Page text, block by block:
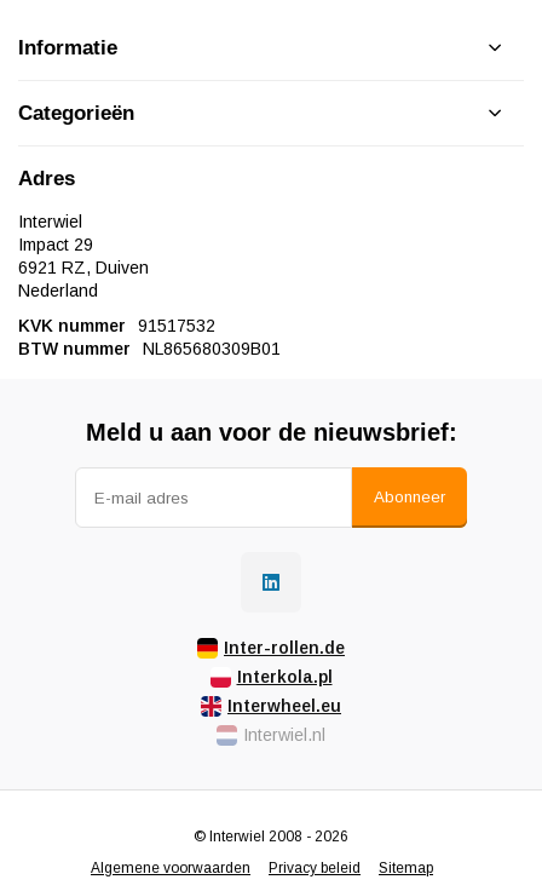
Informatie
Categorieën
Adres
Interwiel
Impact 29
6921 RZ, Duiven
Nederland
KVK nummer
91517532
BTW nummer
NL865680309B01
Meld u aan voor de nieuwsbrief:
Abonneer
Inter-rollen.de
Interkola.pl
Interwheel.eu
Interwiel.nl
Algemene voorwaarden Privacy beleid Sitemap
© Interwiel 2008 - 2026